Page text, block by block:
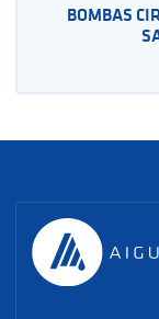
BOMBAS